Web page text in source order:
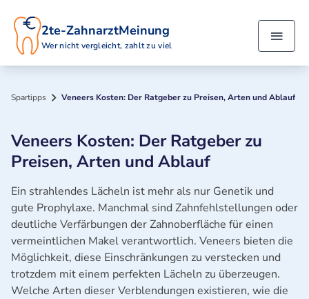
2te-ZahnarztMeinung
Wer nicht vergleicht, zahlt zu viel
Spartipps Veneers Kosten: Der Ratgeber zu Preisen, Arten und Ablauf
Veneers Kosten: Der Ratgeber zu
Preisen, Arten und Ablauf
Ein strahlendes Lächeln ist mehr als nur Genetik und
gute Prophylaxe. Manchmal sind Zahnfehlstellungen oder
deutliche Verfärbungen der Zahnoberfläche für einen
vermeintlichen Makel verantwortlich. Veneers bieten die
Möglichkeit, diese Einschränkungen zu verstecken und
trotzdem mit einem perfekten Lächeln zu überzeugen.
Welche Arten dieser Verblendungen existieren, wie die